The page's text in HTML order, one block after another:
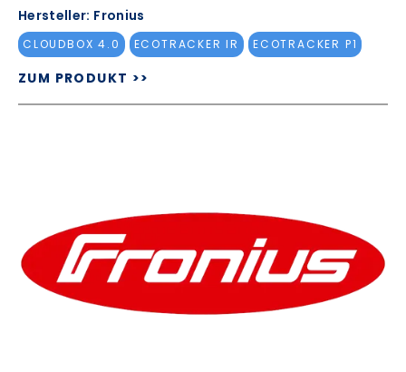
Hersteller: Fronius
CLOUDBOX 4.0 ECOTRACKER IR ECOTRACKER P1
ZUM PRODUKT >>